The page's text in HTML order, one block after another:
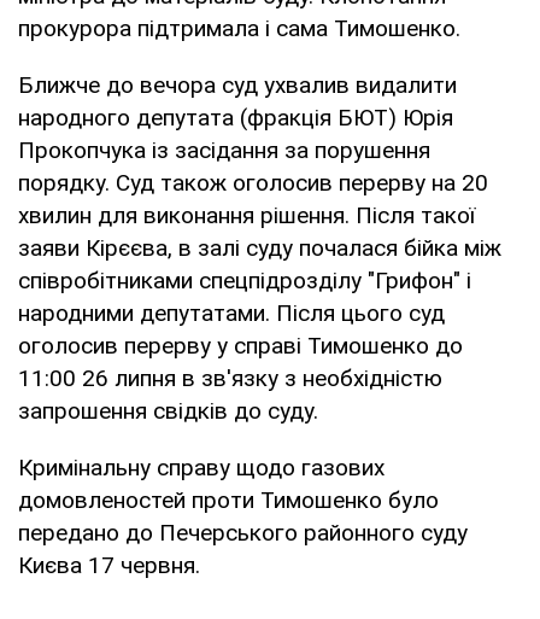
прокурора підтримала і сама Тимошенко.
Ближче до вечора суд ухвалив видалити
народного депутата (фракція БЮТ) Юрія
Прокопчука із засідання за порушення
порядку. Суд також оголосив перерву на 20
хвилин для виконання рішення. Після такої
заяви Кірєєва, в залі суду почалася бійка між
співробітниками спецпідрозділу "Грифон" і
народними депутатами. Після цього суд
оголосив перерву у справі Тимошенко до
11:00 26 липня в зв'язку з необхідністю
запрошення свідків до суду.
Кримінальну справу щодо газових
домовленостей проти Тимошенко було
передано до Печерського районного суду
Києва 17 червня.